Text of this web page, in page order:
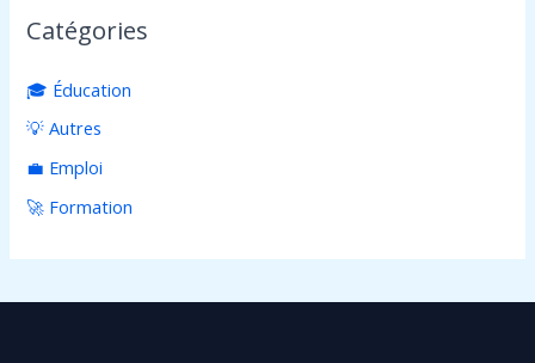
Catégories
🎓 Éducation
💡 Autres
💼 Emploi
🚀 Formation